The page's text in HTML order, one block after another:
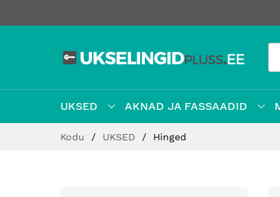
UKSED AKNAD JA FASSAADID
Kodu UKSED Hinged